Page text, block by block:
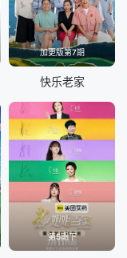
加更版第7期
快乐老家
第5期下